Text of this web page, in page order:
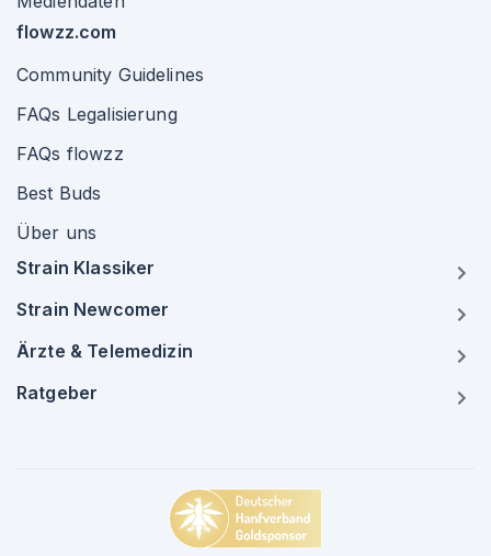
flowzz.com
Community Guidelines
FAQs Legalisierung
FAQs flowzz
Best Buds
Über uns
Strain Klassiker
Strain Newcomer
Ärzte & Telemedizin
Ratgeber